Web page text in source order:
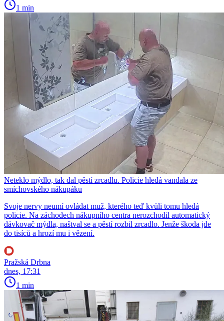
1 min
Neteklo mýdlo, tak dal pěstí zrcadlu. Policie hledá vandala ze
smíchovského nákupáku
Svoje nervy neumí ovládat muž, kterého teď kvůli tomu hledá
policie. Na záchodech nákupního centra nerozchodil automatický
dávkovač mýdla, naštval se a pěstí rozbil zrcadlo. Jenže škoda jde
do tisíců a hrozí mu i vězení.
Pražská Drbna
dnes, 17:31
1 min